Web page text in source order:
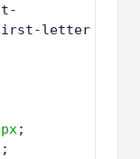
letter
;
;